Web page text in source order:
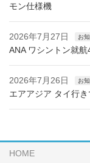
モン仕様機
2026年7月27日 お
ANA ワシントン就
2026年7月26日 お
エアアジア タイ行
HOME